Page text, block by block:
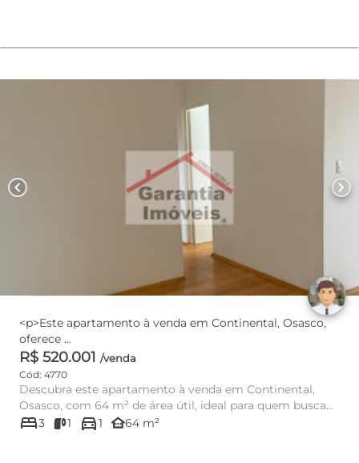
chevron_left chevron_right
<p>Este apartamento à venda em Continental, Osasco,
oferece ...
R$ 520.001 /venda
Cód: 4770
Descubra este apartamento à venda em Continental,
Osasco, com 64 m² de área útil, ideal para quem busca
conforto, prati...
bed3 1 directions_car1 other_houses64 m²